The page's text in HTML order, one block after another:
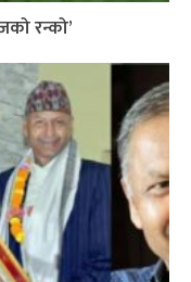
रन्को’